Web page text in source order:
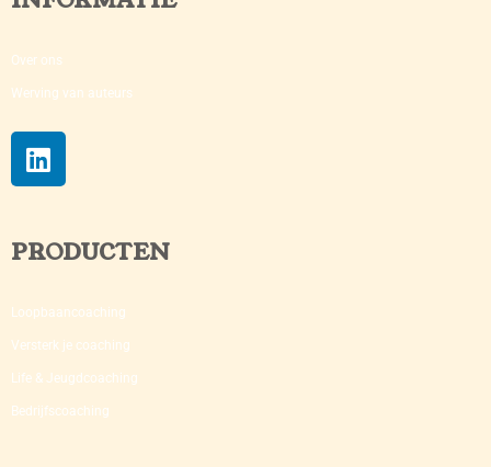
Over ons
Werving van auteurs
PRODUCTEN
Loopbaancoaching
Versterk je coaching​
Life & Jeugdcoaching
Bedrijfscoaching​